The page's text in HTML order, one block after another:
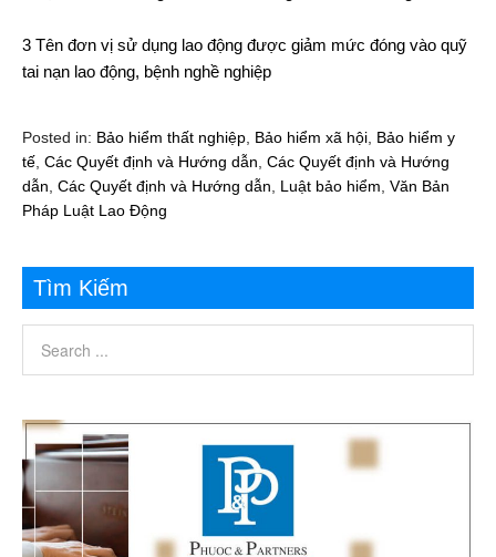
3 Tên đơn vị sử dụng lao động được giảm mức đóng vào quỹ
tai nạn lao động, bệnh nghề nghiệp
Posted in: Bảo hiểm thất nghiệp Bảo hiểm xã hội Bảo hiểm y
tế Các Quyết định và Hướng dẫn Các Quyết định và Hướng
dẫn Các Quyết định và Hướng dẫn Luật bảo hiểm Văn Bản
Pháp Luật Lao Động
Tìm Kiếm